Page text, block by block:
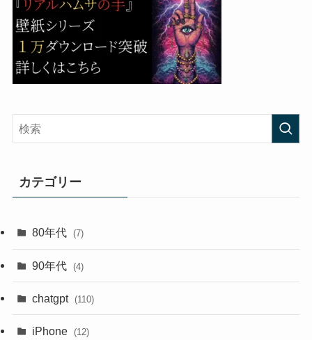
カテゴリー
80年代 (7)
90年代 (4)
chatgpt (110)
iPhone (12)